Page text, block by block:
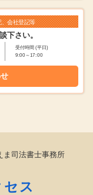
、会社登記等
下さい。
受付時間 (平日)
9:00～17:00
ま司法書士事務所
ス